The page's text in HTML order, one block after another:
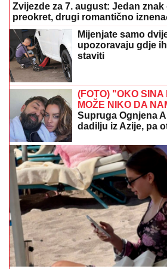
Zvijezde za 7. august: Jedan
preokret, drugi romantično
Mijenjate samo
upozoravaju gdje
staviti
(FOTO) "OKO SINA
MOŽE NIKO DA
Supruga Ognjena
dadilju iz Azije, pa